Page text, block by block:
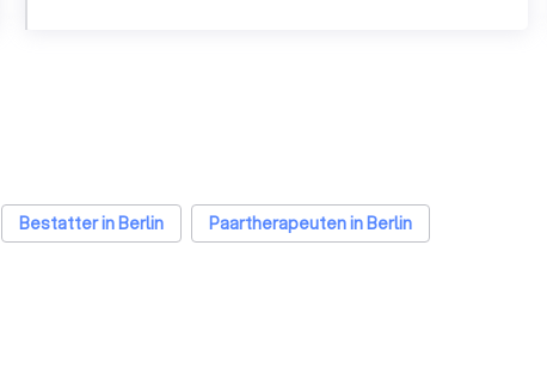
Bestatter in Berlin
Paartherapeuten in Berlin